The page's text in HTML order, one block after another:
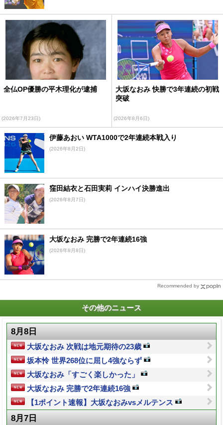
全仏OP優勝の平木理化が逮捕
(2026年7月23日)
大坂なおみ 快勝で3年連続の初戦
突破
(2026年8月6日)
伊藤あおい WTA1000で2年連続本戦入り
(2026年8月2日)
窪田結衣と石田実莉 インハイ決勝進出
(2026年8月7日)
大坂なおみ 完勝で2年連続16強
(2026年8月8日)
Recommended by
その他のニュース
8月8日
大坂なおみ 次戦は地元期待の23歳
坂本怜 世界268位に屈し4強ならず
大坂なおみ「すごく楽しかった」
大坂なおみ 完勝で2年連続16強
【1ポイント速報】大坂なおみvsメルテンス
8月7日